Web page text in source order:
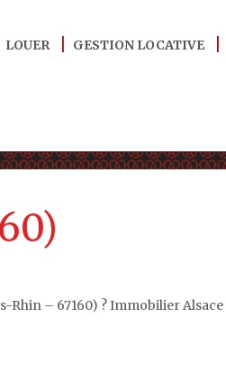
LOUER GESTION LOCATIVE
Rhin – 67160) ? Immobilier Alsace